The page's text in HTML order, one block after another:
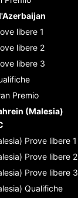
libere 1
libere 2
libere 3
Premio
(Malesia)
Prove libere 1
Prove libere 2
Prove libere 3
Qualifiche